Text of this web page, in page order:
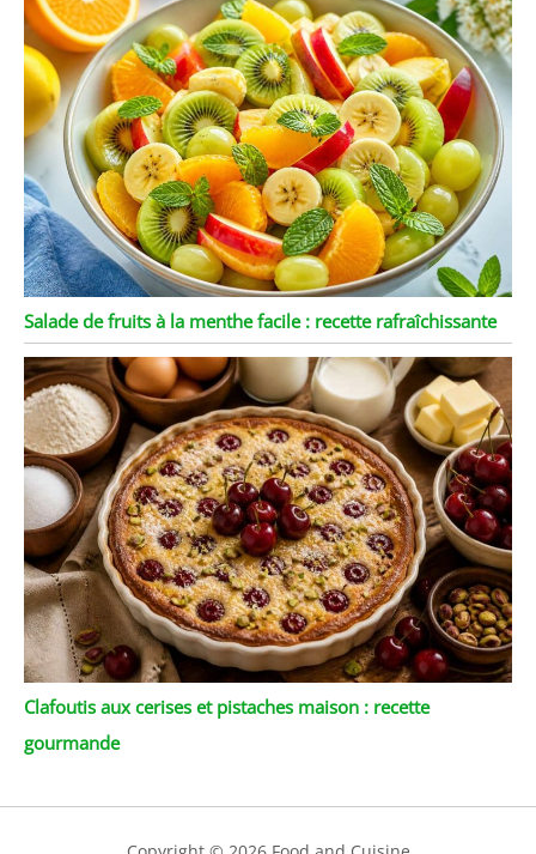
Salade de fruits à la menthe facile : recette rafraîchissante
Clafoutis aux cerises et pistaches maison : recette
gourmande